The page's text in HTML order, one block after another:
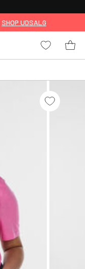
SHOP UDSALG